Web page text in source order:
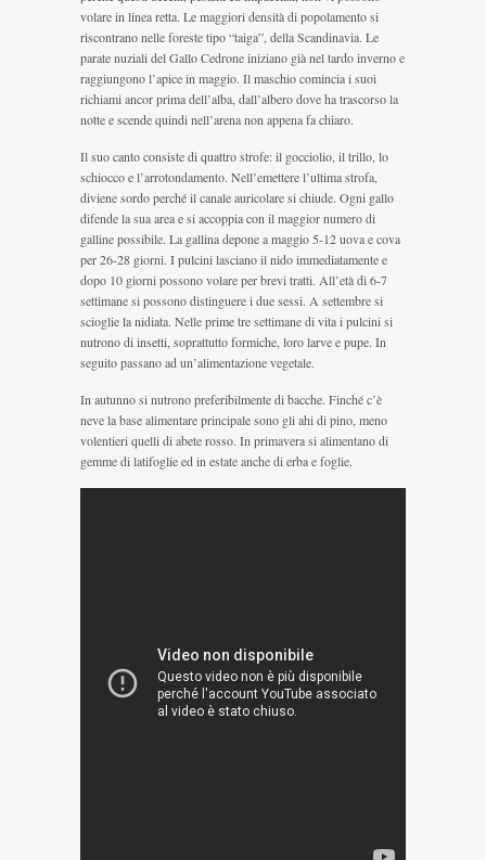
volare in linea retta. Le maggiori densità di popolamento si
riscontrano nelle foreste tipo “taiga”, della Scandinavia. Le
parate nuziali del Gallo Cedrone iniziano già nel tardo inverno e
raggiungono l’apice in maggio. Il maschio comincia i suoi
richiami ancor prima dell’alba, dall’albero dove ha trascorso la
notte e scende quindi nell’arena non appena fa chiaro.
Il suo canto consiste di quattro strofe: il gocciolio, il trillo, lo
schiocco e l’arrotondamento. Nell’emettere l’ultima strofa,
diviene sordo perché il canale auricolare si chiude. Ogni gallo
difende la sua area e si accoppia con il maggior numero di
galline possibile. La gallina depone a maggio 5-12 uova e cova
per 26-28 giorni. I pulcini lasciano il nido immediatamente e
dopo 10 giorni possono volare per brevi tratti. All’età di 6-7
settimane si possono distinguere i due sessi. A settembre si
scioglie la nidiata. Nelle prime tre settimane di vita i pulcini si
nutrono di insetti, soprattutto formiche, loro larve e pupe. In
seguito passano ad un’alimentazione vegetale.
In autunno si nutrono preferibilmente di bacche. Finché c’è
neve la base alimentare principale sono gli ahi di pino, meno
volentieri quelli di abete rosso. In primavera si alimentano di
gemme di latifoglie ed in estate anche di erba e foglie.